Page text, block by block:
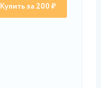
Купить за 200 ₽